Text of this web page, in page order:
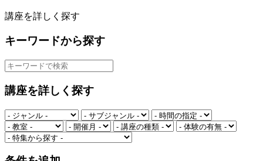
講座を詳しく探す
キーワードから探す
講座を詳しく探す